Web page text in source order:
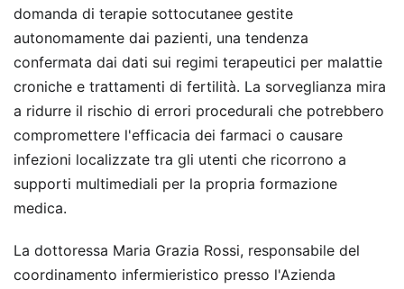
domanda di terapie sottocutanee gestite
autonomamente dai pazienti, una tendenza
confermata dai dati sui regimi terapeutici per malattie
croniche e trattamenti di fertilità. La sorveglianza mira
a ridurre il rischio di errori procedurali che potrebbero
compromettere l'efficacia dei farmaci o causare
infezioni localizzate tra gli utenti che ricorrono a
supporti multimediali per la propria formazione
medica.
La dottoressa Maria Grazia Rossi, responsabile del
coordinamento infermieristico presso l'Azienda